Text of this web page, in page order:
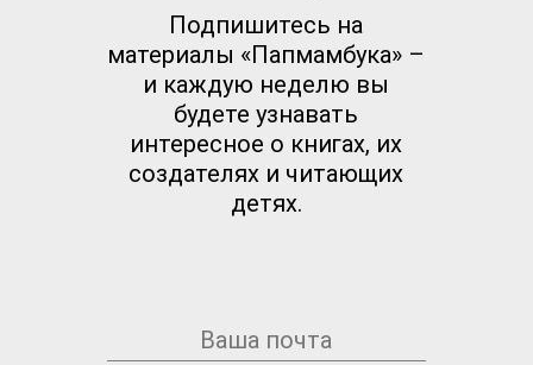
Подпишитесь на
материалы «Папмамбука» –
и каждую неделю вы
будете узнавать
интересное о книгах, их
создателях и читающих
детях.